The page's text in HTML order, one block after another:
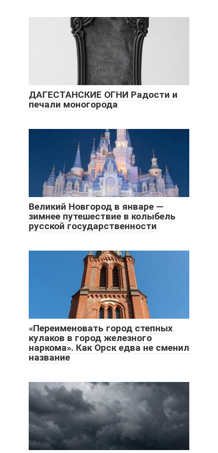
ДАГЕСТАНСКИЕ ОГНИ Радости и
печали моногорода
Великий Новгород в январе —
зимнее путешествие в колыбель
русской государственности
«Переименовать город степных
кулаков в город железного
наркома». Как Орск едва не сменил
название